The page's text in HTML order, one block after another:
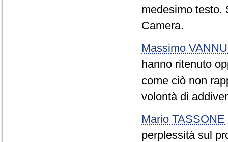
medesimo testo.
Camera.
Massimo
hanno ritenuto
come ciò non
volontà di
Mario TASSONE
perplessità sul